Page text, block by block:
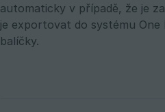
automaticky v případě, že je
je exportovat do systému
balíčky.